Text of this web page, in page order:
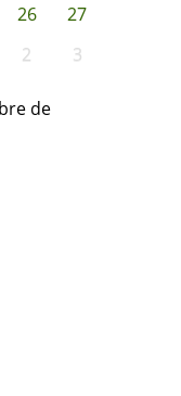
26
27
2 3
de